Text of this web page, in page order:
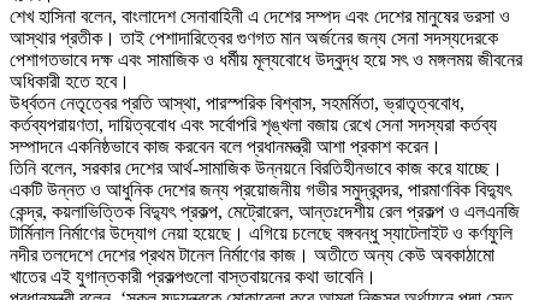
শেখ হাসিনা বলেন, বাংলাদেশ সেনাবাহিনী এ দেশের সম্পদ এবং দেশের মানুষের ভরসা ও
আস্থার প্রতীক। তাই পেশাদারিত্বের গুণগত মান অর্জনের জন্য সেনা সদস্যদেরকে
পেশাগতভাবে দক্ষ এবং সামাজিক ও ধর্মীয় মূল্যবোধে উদ্বুদ্ধ হয়ে সৎ ও মঙ্গলময় জীবনের
অধিকারী হতে হবে।
উর্ধ্বতন নেতৃত্বের প্রতি আস্থা, পারস্পরিক বিশ্বাস, সহমর্মিতা, ভ্রাতৃত্ববোধ,
কর্তব্যপরায়ণতা, দায়িত্ববোধ এবং সর্বোপরি শৃঙ্খলা বজায় রেখে সেনা সদস্যরা কর্তব্য
সম্পাদনে একনিষ্ঠভাবে কাজ করবেন বলে প্রধানমন্ত্রী আশা প্রকাশ করেন।
তিনি বলেন, সরকার দেশের আর্থ-সামাজিক উন্নয়নে বিরতিহীনভাবে কাজ করে যাচ্ছে।
একটি উন্নত ও আধুনিক দেশের জন্য প্রয়োজনীয় গভীর সমুদ্রবন্দর, পারমাণবিক বিদ্যুৎ
কেন্দ্র, কয়লাভিত্তিক বিদ্যুৎ প্রকল্প, মেট্রোরেল, আন্তঃদেশীয় রেল প্রকল্প ও এলএনজি
টার্মিনাল নির্মাণের উদ্যোগ নেয়া হয়েছে। এগিয়ে চলেছে বঙ্গবন্ধু স্যাটেলাইট ও কর্ণফুলি
নদীর তলদেশে দেশের প্রথম টানেল নির্মাণের কাজ। অতীতে অন্য কেউ অবকাঠামো
খাতের এই যুগান্তকারী প্রকল্পগুলো বাস্তবায়নের কথা ভাবেনি।